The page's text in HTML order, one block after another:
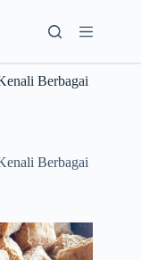
Berbagai
Berbagai